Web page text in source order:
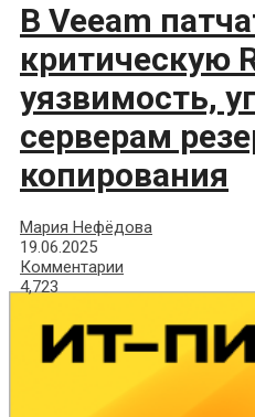
В Veeam
критическую
уязвимость,
серверам
копирования
Мария Нефёдова
19.06.2025
Комментарии
4,723